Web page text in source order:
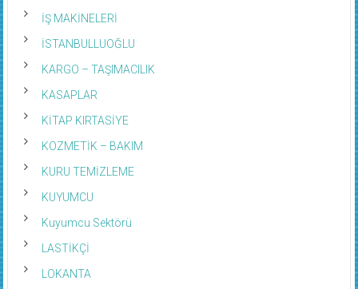
İŞ MAKİNELERİ
İSTANBULLUOĞLU
KARGO – TAŞIMACILIK
KASAPLAR
KİTAP KIRTASİYE
KOZMETİK – BAKIM
KURU TEMİZLEME
KUYUMCU
Kuyumcu Sektörü
LASTİKÇİ
LOKANTA